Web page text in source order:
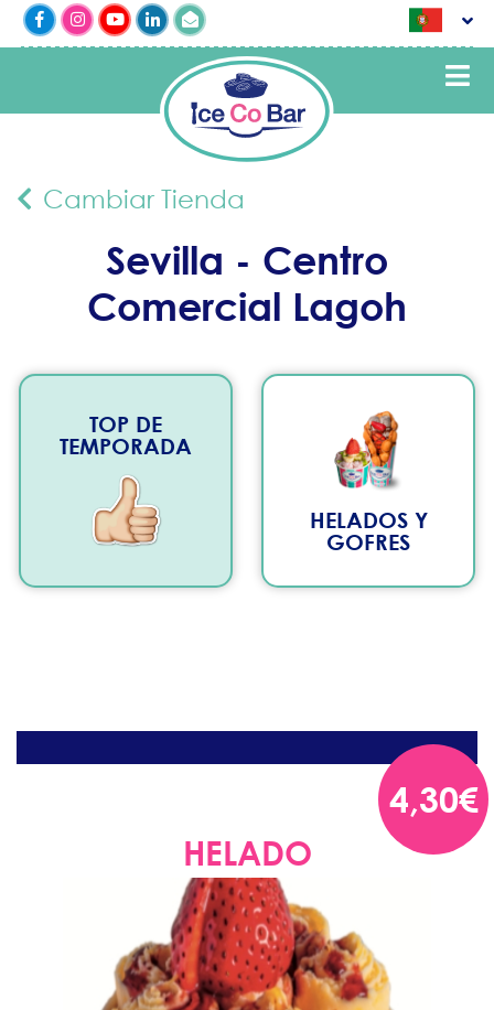
Cambiar Tienda
Sevilla - Centro
Comercial Lagoh
TOP DE
TEMPORADA
HELADOS Y
GOFRES
4,30€
HELADO